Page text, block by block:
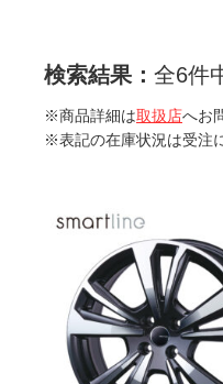
検索結果： 全6件
※商品詳細は取扱店へお
※表記の在庫状況は受注